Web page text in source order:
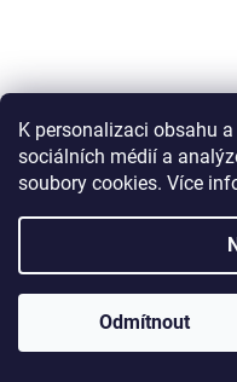
K personalizaci obsahu
sociálních médií a
soubory cookies. Více
Odmítnout
Korálky Šambala 13 × 7
mm otvor 5 mm Fialová